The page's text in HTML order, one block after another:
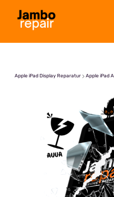
Inhalt
Apple iPad Display Reparatur Apple iPad